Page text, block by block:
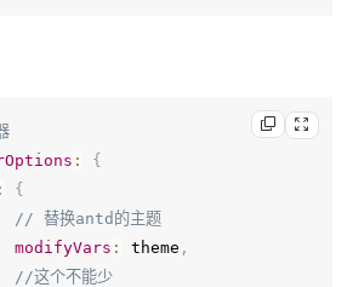
:
{
:
{
// 替换antd的主题
modifyVars : theme ,
//这个不能少